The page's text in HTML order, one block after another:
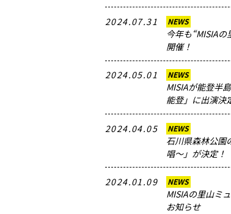
2024.07.31 NEWS
今年も“MISIA
開催！
2024.05.01 NEWS
MISIAが能登半
能登」に出演決
2024.04.05 NEWS
石川県森林公園
唱〜」が決定！
2024.01.09 NEWS
MISIAの里山ミ
お知らせ